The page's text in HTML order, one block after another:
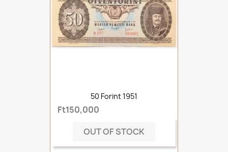
50 Forint 1951
Ft150,000
OUT OF STOCK